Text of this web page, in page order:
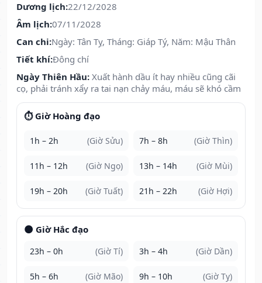
Dương lịch:22/12/2028
Âm lịch:07/11/2028
Can chi:Ngày: Tân Tỵ, Tháng: Giáp Tý, Năm: Mậu Thân
Tiết khí:Đông chí
Ngày Thiên Hầu: Xuất hành dầu ít hay nhiều cũng cãi
cọ, phải tránh xẩy ra tai nạn chảy máu, máu sẽ khó cầm
⏱️ Giờ Hoàng đạo
1h – 2h (Giờ Sửu) 7h – 8h (Giờ Thìn)
11h – 12h (Giờ Ngọ) 13h – 14h (Giờ Mùi)
19h – 20h (Giờ Tuất) 21h – 22h (Giờ Hợi)
🌑 Giờ Hắc đạo
23h – 0h (Giờ Tí) 3h – 4h (Giờ Dần)
5h – 6h (Giờ Mão) 9h – 10h (Giờ Tỵ)